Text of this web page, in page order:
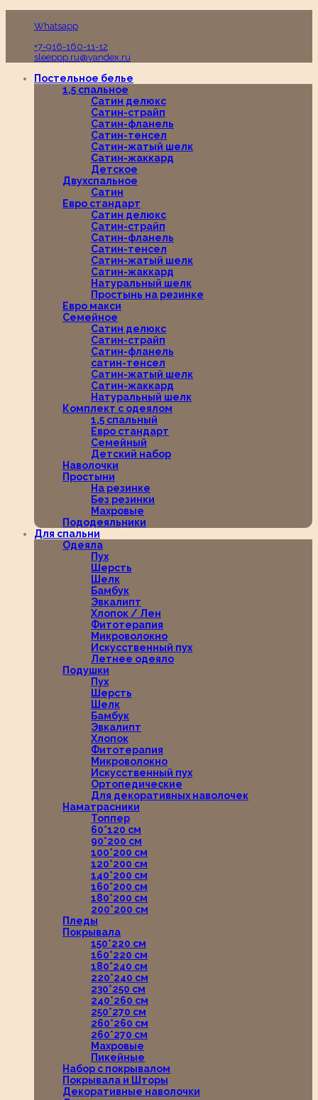
Whatsapp
+7-916-160-11-12
sleeppp.ru@yandex.ru
Постельное белье
1,5 спальное
Сатин делюкс
Сатин-страйп
Сатин-фланель
Сатин-тенсел
Сатин-жатый шелк
Сатин-жаккард
Детское
Двухспальное
Сатин
Евро стандарт
Сатин делюкс
Сатин-страйп
Сатин-фланель
Сатин-тенсел
Сатин-жатый шелк
Сатин-жаккард
Натуральный шелк
Простынь на резинке
Евро макси
Семейное
Сатин делюкс
Сатин-страйп
Сатин-фланель
сатин-тенсел
Сатин-жатый шелк
Сатин-жаккард
Натуральный шелк
Комплект с одеялом
1,5 спальный
Евро стандарт
Семейный
Детский набор
Наволочки
Простыни
На резинке
Без резинки
Махровые
Пододеяльники
Для спальни
Одеяла
Пух
Шерсть
Шелк
Бамбук
Эвкалипт
Хлопок / Лен
Фитотерапия
Микроволокно
Искусственный пух
Летнее одеяло
Подушки
Пух
Шерсть
Шелк
Бамбук
Эвкалипт
Хлопок
Фитотерапия
Микроволокно
Искусственный пух
Ортопедические
Для декоративных наволочек
Наматрасники
Топпер
60*120 см
90*200 см
100*200 см
120*200 см
140*200 см
160*200 см
180*200 см
200*200 см
Пледы
Покрывала
150*220 см
160*220 см
180*240 см
220*240 см
230*250 см
240*260 см
250*270 см
260*260 см
260*270 см
Махровые
Пикейные
Набор с покрывалом
Покрывала и Шторы
Декоративные наволочки